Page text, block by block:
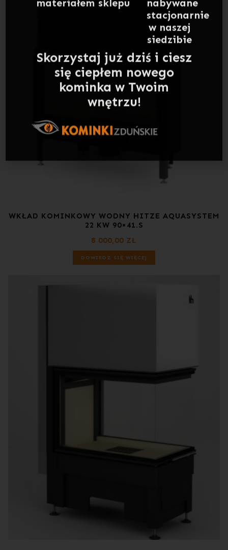
WKŁAD KOMINKOWY WODNY HITZE AQUASYSTEM
22 KW 90×41.S
8 000,00 ZŁ
DOWIEDZ SIĘ WIĘCEJ
Skorzystaj już dziś i ciesz
się ciepłem nowego
kominka w Twoim
wnętrzu!